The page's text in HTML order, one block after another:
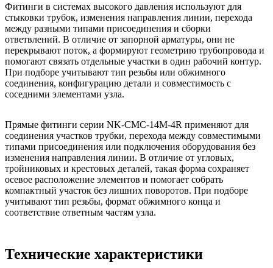
Прямые фитинги серии NK-CMC-14M-4R применяют для
соединения участков трубки, перехода между совместимыми
типами присоединения или подключения оборудования без
изменения направления линии. В отличие от угловых,
тройниковых и крестовых деталей, такая форма сохраняет
осевое расположение элементов и помогает собрать
компактный участок без лишних поворотов. При подборе
учитывают тип резьбы, формат обжимного конца и
соответствие ответным частям узла.
Фитинги в системах высокого давления используют для
стыковки трубок, изменения направления линии, перехода
между разными типами присоединения и сборки
ответвлений. В отличие от запорной арматуры, они не
перекрывают поток, а формируют геометрию трубопровода и
помогают связать отдельные участки в один рабочий контур.
При подборе учитывают тип резьбы или обжимного
соединения, конфигурацию детали и совместимость с
соседними элементами узла.
Технические характеристики